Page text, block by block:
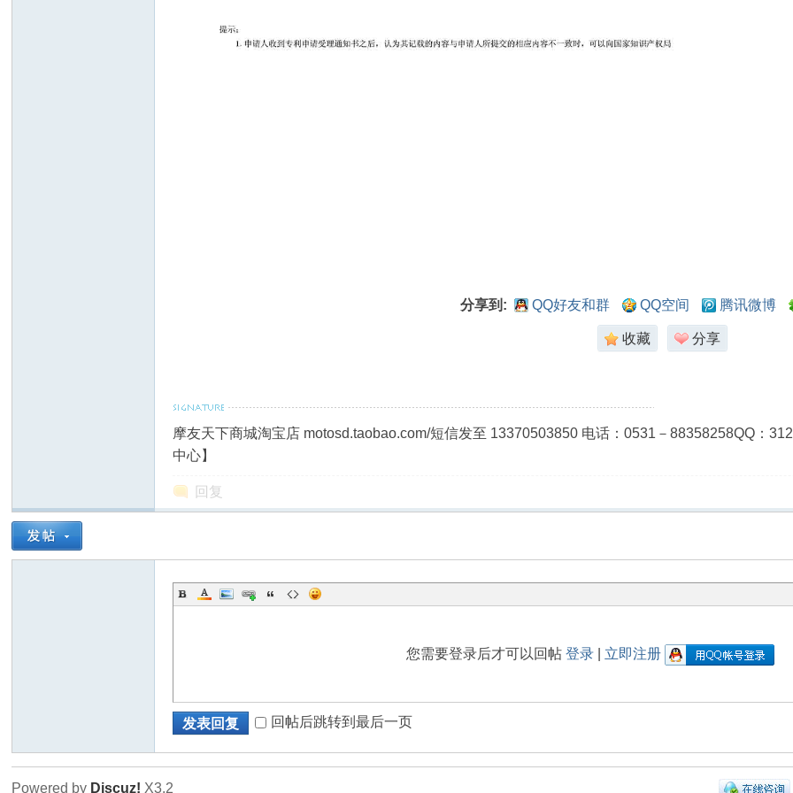
分享到: QQ好友和群 QQ空间 腾讯微博
收藏 分享
摩友天下商城淘宝店 motosd.taobao.com/短信发至 13370503850 电话：0531－88358258QQ：
中心】
回复
您需要登录后才可以回帖登录 立即注册
发表回复 回帖后跳转到最后一页
Powered by Discuz! X3.2